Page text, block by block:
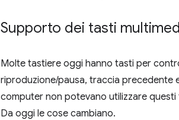
Supporto dei tasti
Molte tastiere oggi hanno tasti per
riproduzione/pausa, traccia precedente
computer non potevano utilizzare
Da oggi le cose cambiano.